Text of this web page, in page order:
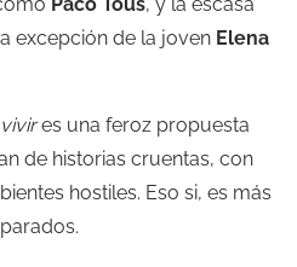
excepción de la joven Elena
es una feroz propuesta
de historias cruentas, con
hostiles. Eso si, es más